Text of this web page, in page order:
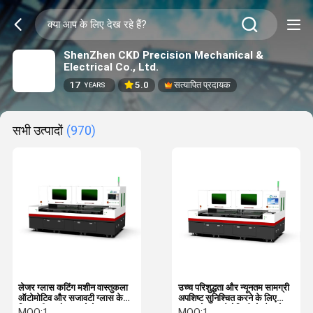
ShenZhen CKD Precision Mechanical &
Electrical Co., Ltd.
17 YEARS 5.0 सत्यापित प्रदायक
सभी उत्पादों (970)
लेजर ग्लास कटिंग मशीन वास्तुकला
ऑटोमोटिव और सजावटी ग्लास के
लिए सटीक और काटने के समाधान
उच्च परिशुद्धता और न्यूनतम सामग्री
अपशिष्ट सुनिश्चित करने के लिए
उन्नत लेजर प्रौद्योगिकी से लैस लेजर